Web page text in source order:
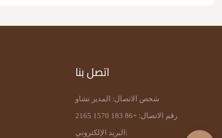
اتصل بنا
رقم الاتصال: +86 183 1570 2165
البريد الإلكتروني: